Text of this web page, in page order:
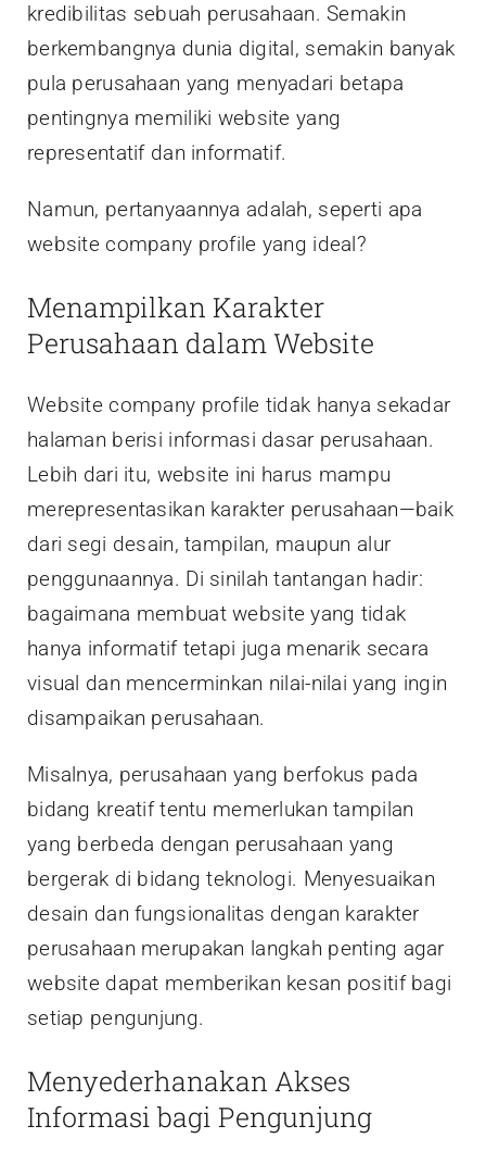
kredibilitas sebuah perusahaan. Semakin
berkembangnya dunia digital, semakin banyak
pula perusahaan yang menyadari betapa
pentingnya memiliki website yang
representatif dan informatif.
Namun, pertanyaannya adalah, seperti apa
website company profile yang ideal?
Menampilkan Karakter
Perusahaan dalam Website
Website company profile tidak hanya sekadar
halaman berisi informasi dasar perusahaan.
Lebih dari itu, website ini harus mampu
merepresentasikan karakter perusahaan—baik
dari segi desain, tampilan, maupun alur
penggunaannya. Di sinilah tantangan hadir:
bagaimana membuat website yang tidak
hanya informatif tetapi juga menarik secara
visual dan mencerminkan nilai-nilai yang ingin
disampaikan perusahaan.
Misalnya, perusahaan yang berfokus pada
bidang kreatif tentu memerlukan tampilan
yang berbeda dengan perusahaan yang
bergerak di bidang teknologi. Menyesuaikan
desain dan fungsionalitas dengan karakter
perusahaan merupakan langkah penting agar
website dapat memberikan kesan positif bagi
setiap pengunjung.
Menyederhanakan Akses
Informasi bagi Pengunjung